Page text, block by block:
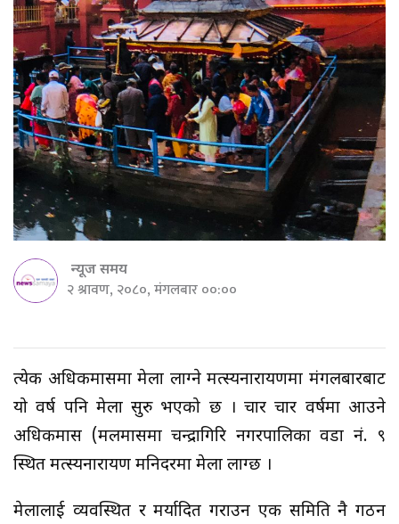
न्यूज समय
२ श्रावण, २०८०, मंगलबार ००:००
प्रत्येक अधिकमासमा मेला लाग्ने मत्स्यनारायणमा मंगलबारबाट
यो वर्ष पनि मेला सुरु भएको छ । चार चार वर्षमा आउने
अधिकमास (मलमासमा चन्द्रागिरि नगरपालिका वडा नं. ९
स्थित मत्स्यनारायण मनिदरमा मेला लाग्छ ।
मेलालाई व्यवस्थित र मर्यादित गराउन एक समिति नै गठन